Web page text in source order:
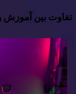
تفاوت بین آموزش